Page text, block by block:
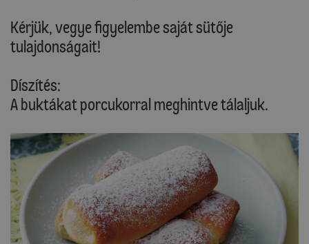
Kérjük, vegye figyelembe saját sütője
tulajdonságait!
Díszítés:
A buktákat porcukorral meghintve tálaljuk.